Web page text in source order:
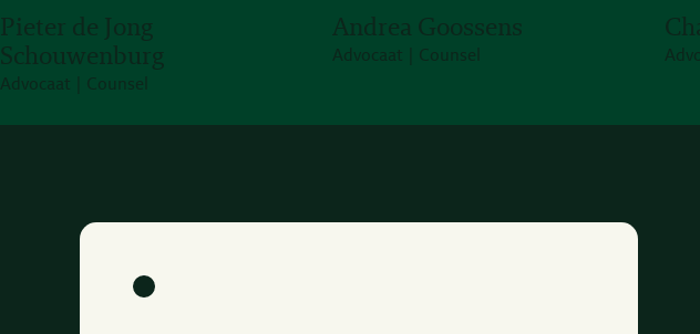
Pieter de Jong
Schouwenburg
Advocaat | Counsel
Andrea Goossens
Advocaat | Counsel